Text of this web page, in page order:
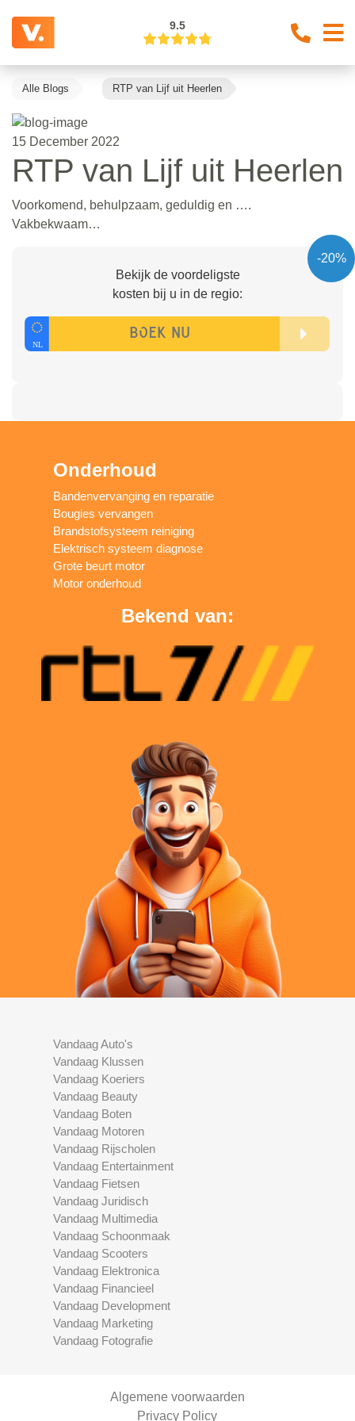
9.5
Alle Blogs RTP van Lijf uit Heerlen
15 December 2022
RTP van Lijf uit Heerlen
Voorkomend, behulpzaam, geduldig en ….
Vakbekwaam…
-20%
Bekijk de voordeligste
kosten bij u in de regio:
Onderhoud
Bandenvervanging en reparatie
Bougies vervangen
Brandstofsysteem reiniging
Elektrisch systeem diagnose
Grote beurt motor
Motor onderhoud
Bekend van:
Vandaag Auto's
Vandaag Klussen
Vandaag Koeriers
Vandaag Beauty
Vandaag Boten
Vandaag Motoren
Vandaag Rijscholen
Vandaag Entertainment
Vandaag Fietsen
Vandaag Juridisch
Vandaag Multimedia
Vandaag Schoonmaak
Vandaag Scooters
Vandaag Elektronica
Vandaag Financieel
Vandaag Development
Vandaag Marketing
Vandaag Fotografie
Algemene voorwaarden
Privacy Policy